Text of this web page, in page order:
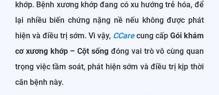
khớp. Bệnh xương khớp đang có xu hướng trẻ hóa, để
lại nhiều biến chứng nặng nề nếu không được phát
hiện và điều trị sớm. Vì vậy, CCarecung cấp Gói khám
cơ xương khớp – Cột sống đóng vai trò vô cùng quan
trọng việc tầm soát, phát hiện sớm và điều trị kịp thời
căn bệnh này.